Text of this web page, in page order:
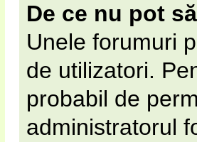
De ce nu pot
Unele forumuri
de utilizatori.
probabil de
administratorul